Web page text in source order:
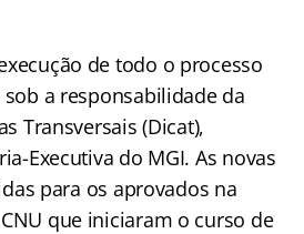
de todo o processo
a responsabilidade da
Transversais (Dicat),
Executiva do MGI. As novas
para os aprovados na
que iniciaram o curso de